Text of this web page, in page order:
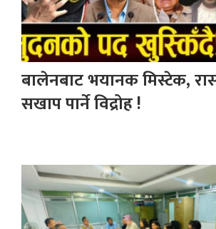
बालेनबाट भयानक मिस्टेक,
सखाप पार्ने विद्रोह !